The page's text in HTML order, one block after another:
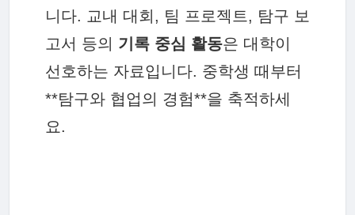
니다. 교내 대회, 팀 프로젝트, 탐구 보
고서 등의 기록 중심 활동은 대학이
선호하는 자료입니다. 중학생 때부터
**탐구와 협업의 경험**을 축적하세
요.